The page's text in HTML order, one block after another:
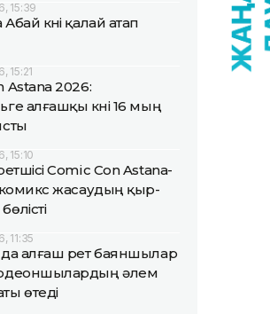
15:39
күні қалай атап
15:21
Astana 2026:
алғашқы күні 16 мың
15:10
Comic Con Astana-
комикс жасаудың қыр-
11:35
алғаш рет баяншылар
әлем
өтеді